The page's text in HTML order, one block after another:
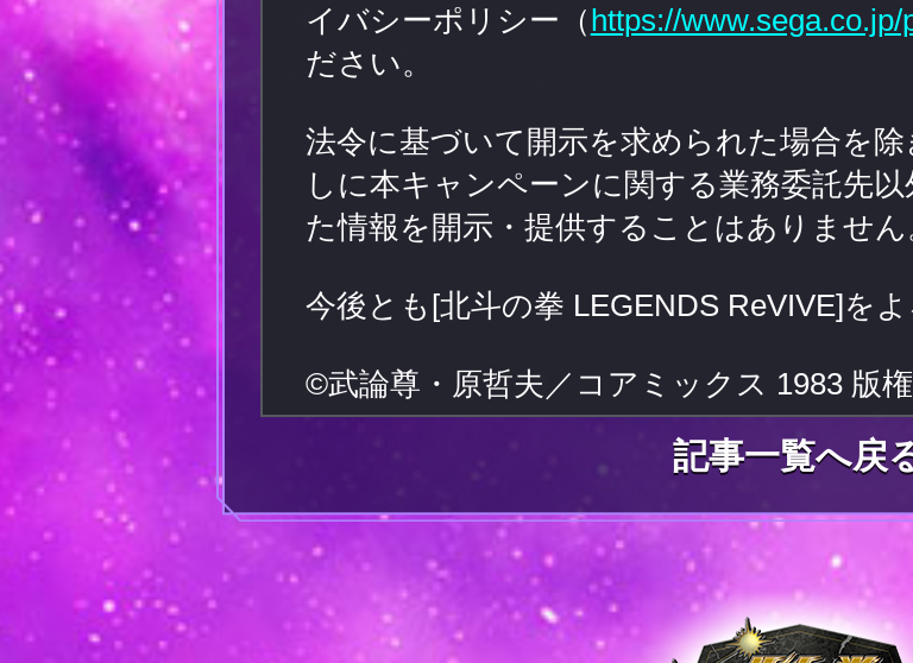
イバシーポリシー（https://
ださい。
法令に基づいて開示を求められた場合を
しに本キャンペーンに関する業務委託先
た情報を開示・提供することはありません
今後とも[北斗の拳 LEGENDS ReVIVE]を
©武論尊・原哲夫／コアミックス 1983 版
記事一覧へ戻